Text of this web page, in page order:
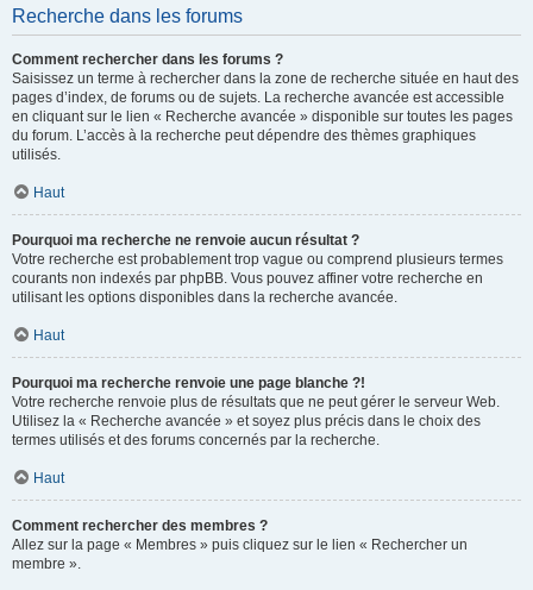
Recherche dans les forums
Comment rechercher dans les forums ?
Saisissez un terme à rechercher dans la zone de recherche située en haut des
pages d’index, de forums ou de sujets. La recherche avancée est accessible
en cliquant sur le lien « Recherche avancée » disponible sur toutes les pages
du forum. L’accès à la recherche peut dépendre des thèmes graphiques
utilisés.
Haut
Pourquoi ma recherche ne renvoie aucun résultat ?
Votre recherche est probablement trop vague ou comprend plusieurs termes
courants non indexés par phpBB. Vous pouvez affiner votre recherche en
utilisant les options disponibles dans la recherche avancée.
Haut
Pourquoi ma recherche renvoie une page blanche ?!
Votre recherche renvoie plus de résultats que ne peut gérer le serveur Web.
Utilisez la « Recherche avancée » et soyez plus précis dans le choix des
termes utilisés et des forums concernés par la recherche.
Haut
Comment rechercher des membres ?
Allez sur la page « Membres » puis cliquez sur le lien « Rechercher un
membre ».